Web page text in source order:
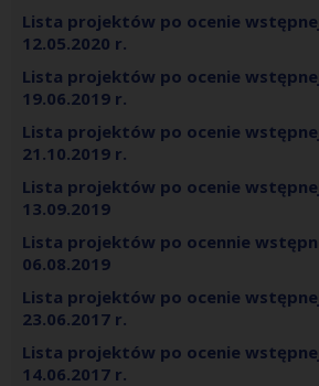
Lista projektów po ocenie
12.05.2020 r.
Lista projektów po ocenie
19.06.2019 r.
Lista projektów po ocenie
21.10.2019 r.
Lista projektów po ocenie
13.09.2019
Lista projektów po ocennie
06.08.2019
Lista projektów po ocenie
23.06.2017 r.
Lista projektów po ocenie
14.06.2017 r.